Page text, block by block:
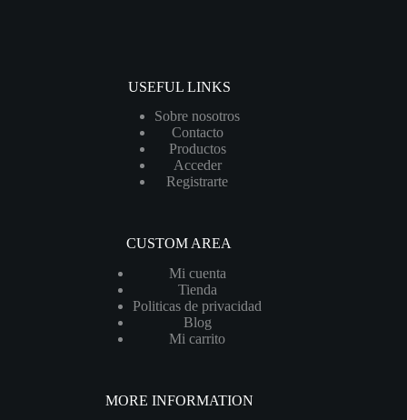
USEFUL LINKS
Sobre nosotros
Contacto
Productos
Acceder
Registrarte
CUSTOM AREA
Mi cuenta
Tienda
Politicas de privacidad
Blog
Mi carrito
MORE INFORMATION